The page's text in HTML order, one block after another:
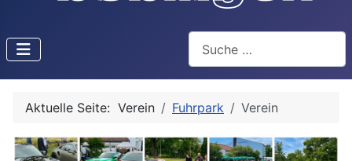
Aktuelle Seite: Verein Fuhrpark Verein